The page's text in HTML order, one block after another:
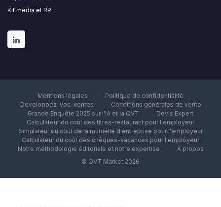
Kit média et RP
Mentions légales
Politique de confidentialité
Developpez-vos-ventes
Conditions générales de vente
Grande Enquête 2025 sur l'IA et la QVT
Devis Expert
Calculateur du coût des titres-restaurant pour l'employeur
Simulateur du coût de la mutuelle d'entreprise pour l'employeur
Calculateur du coût des chèques-vacances pour l'employeur
Notre méthodologie éditoriale et notre expertise
À propos
© QVT Market 2026